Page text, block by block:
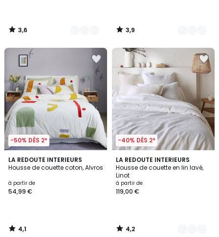
79,99
€. 3,6
/
3,9
/
-50% DÈS 2*
LA REDOUTE INTERIEURS
Housse de couette coton, Alvros
à partir de
54,99 €
4,1
/ 5
4,1
/
-40% DÈS 2*
LA REDOUTE INTERIEURS
Housse de couette en lin lavé,
Linot
à partir de
119,00 €
4,2
/ 5
21
Couleurs
4,2
/